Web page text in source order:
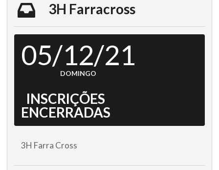
3H Farracross
05/12/21
DOMINGO
INSCRIÇÕES
ENCERRADAS
3H Farra Cross